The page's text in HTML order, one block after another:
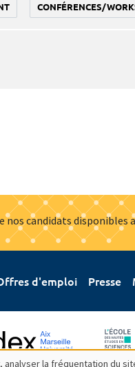
CONFÉRENCES/
nos candidats
d'emploi Presse
la fréquentation du